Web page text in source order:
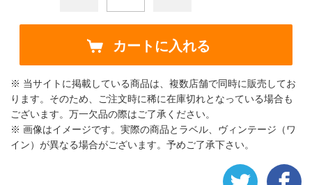
カートに入れる
※ 当サイトに掲載している商品は、複数店舗で同時に販売してお
ります。そのため、ご注文時に稀に在庫切れとなっている場合も
ございます。万一欠品の際はご了承ください。
※ 画像はイメージです。実際の商品とラベル、ヴィンテージ（ワ
イン）が異なる場合がございます。予めご了承下さい。